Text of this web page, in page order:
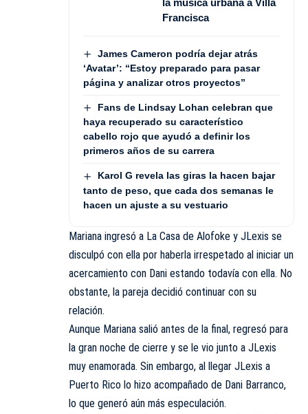
Francisca
James Cameron podría dejar atrás
‘Avatar’: “Estoy preparado para pasar
página y analizar otros proyectos”
Fans de Lindsay Lohan celebran que
haya recuperado su característico
cabello rojo que ayudó a definir los
primeros años de su carrera
Karol G revela las giras la hacen bajar
tanto de peso, que cada dos semanas le
hacen un ajuste a su vestuario
Mariana ingresó a La Casa de Alofoke y JLexis se
disculpó con ella por haberla irrespetado al iniciar un
acercamiento con Dani estando todavía con ella. No
obstante, la pareja decidió continuar con su
relación.
Aunque Mariana salió antes de la final, regresó para
la gran noche de cierre y se le vio junto a JLexis
muy enamorada. Sin embargo, al llegar JLexis a
Puerto Rico lo hizo acompañado de Dani Barranco,
lo que generó aún más especulación.